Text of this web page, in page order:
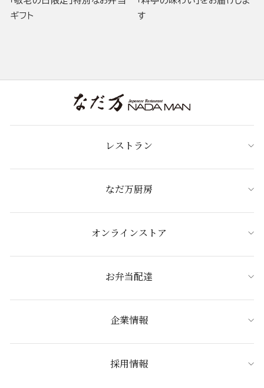
ギフト
す
レストラン
なだ万厨房
オンラインストア
お弁当配達
企業情報
採用情報